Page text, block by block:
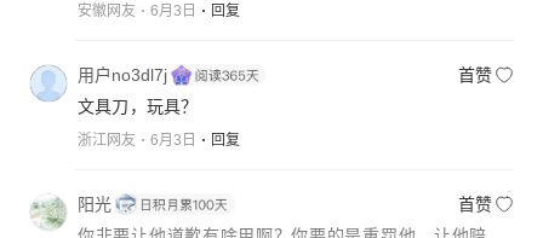
安徽网友 6月3日 回复
用户no3dl7j
首赞
文具刀，玩具？
浙江网友 6月3日 回复
阳光
首赞